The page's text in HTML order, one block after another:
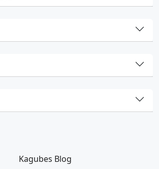
Kagubes Blog